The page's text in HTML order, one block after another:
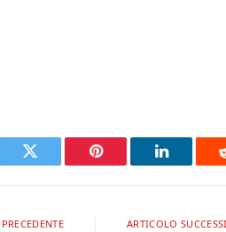
Twitter Pinterest LinkedIn
ARTICOLO